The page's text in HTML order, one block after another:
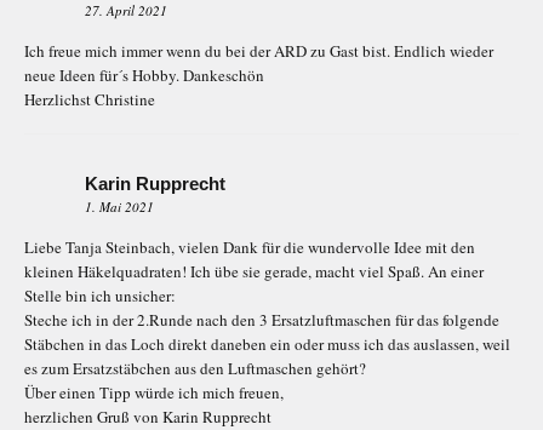
27. April 2021
Ich freue mich immer wenn du bei der ARD zu Gast bist. Endlich wieder
neue Ideen für´s Hobby. Dankeschön
Herzlichst Christine
Karin Rupprecht
1. Mai 2021
Liebe Tanja Steinbach, vielen Dank für die wundervolle Idee mit den
kleinen Häkelquadraten! Ich übe sie gerade, macht viel Spaß. An einer
Stelle bin ich unsicher:
Steche ich in der 2.Runde nach den 3 Ersatzluftmaschen für das folgende
Stäbchen in das Loch direkt daneben ein oder muss ich das auslassen, weil
es zum Ersatzstäbchen aus den Luftmaschen gehört?
Über einen Tipp würde ich mich freuen,
herzlichen Gruß von Karin Rupprecht